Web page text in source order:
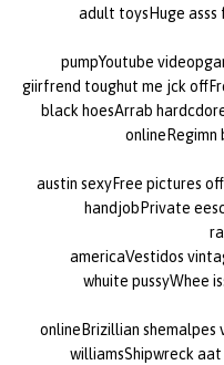
adult toysHuge asss
pumpYoutube
giirfrend toughut me jck
black hoesArrab
onlineRegimn
austin sexyFree pictures
handjobPrivate
americaVestidos
whuite pussyWhee
onlineBrizillian
williamsShipwreck